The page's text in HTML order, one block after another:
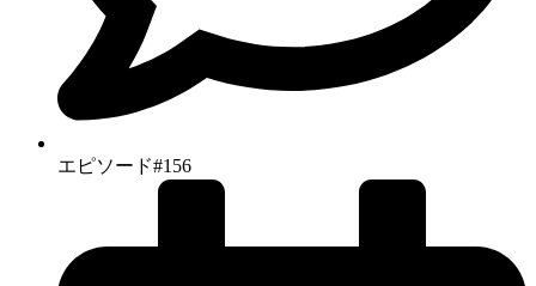
エピソード#156